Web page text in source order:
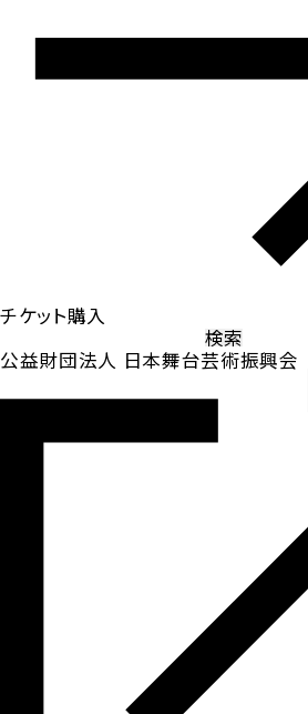
チケット購入
検
索:
公益財団法人 日本舞台芸術振興会